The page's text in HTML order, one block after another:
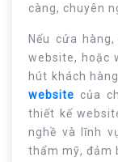
càng, chuyên
Nếu cửa
website, hoặc
hút khách
website của
thiết kế
nghề và lĩnh
thẩm mỹ, đảm